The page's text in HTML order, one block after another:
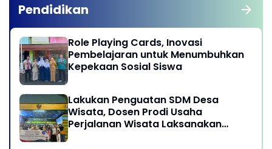
Pendidikan
Role Playing Cards, Inovasi
Pembelajaran untuk Menumbuhkan
Kepekaan Sosial Siswa
Lakukan Penguatan SDM Desa
Wisata, Dosen Prodi Usaha
Perjalanan Wisata Laksanakan